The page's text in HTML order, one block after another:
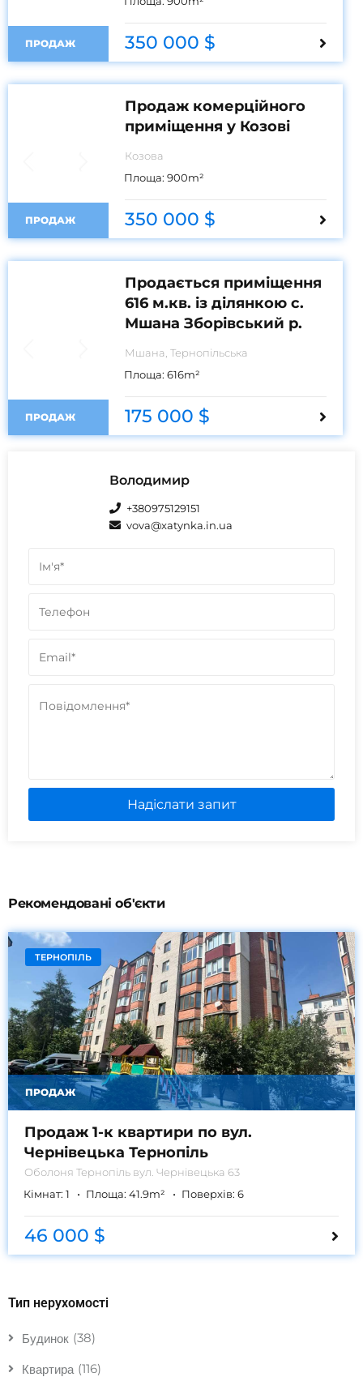
ПРОДАЖ 350 000 $
ПРОДАЖ
Продаж комерційного
приміщення у Козові
Козова
Площа: 900m²
350 000 $
ПРОДАЖ
Продається приміщення
616 м.кв. із ділянкою с.
Мшана Зборівський р.
Мшана, Тернопільська
Площа: 616m²
175 000 $
Володимир
+380975129151
vova@xatynka.in.ua
Надіслати запит
Рекомендовані об'єкти
ТЕРНОПІЛЬ
ПРОДАЖ
Продаж 1-к квартири по вул.
Чернівецька Тернопіль
Оболоня Тернопіль вул. Чернівецька 63
Кімнат: 1 Площа: 41.9m² Поверхів: 6
46 000 $
Тип нерухомості
Будинок (38)
Квартира (116)